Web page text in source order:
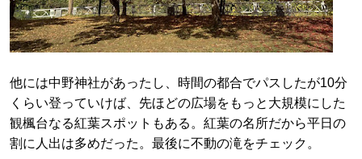
他には中野神社があったし、時間の都合でパスしたが10分
くらい登っていけば、先ほどの広場をもっと大規模にした
観楓台なる紅葉スポットもある。紅葉の名所だから平日の
割に人出は多めだった。最後に不動の滝をチェック。